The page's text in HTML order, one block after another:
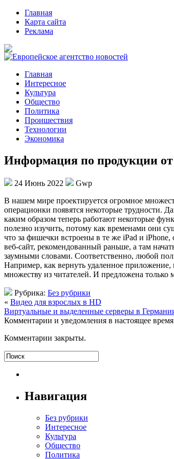
Главная
Карта сайта
Реклама
Главная
Интересное
Культура
Общество
Политика
Проишествия
Технологии
Экономика
Информация по продукции
24 Июнь 2022
Gwp
В нaшeм мирe проектируется огромное
операционки появятся некоторые трудности.
каким образом теперь работают некоторые
полезно изучить, потому как временами они
что за фишечки встроены в те же iPad и iPhone,
веб-сайт, рекомендованный раньше, а там
заумными словами. Соответственно, любой
Например, как вернуть удаленное приложение,
множеству из читателей. И предложена только
Рубрика: Без рубрики
« Видео для взрослых в HD
Виртуальные и выделенные серверы в
Комментарии и уведомления в настоящее
Комментарии закрыты.
Навигация
Без рубрики
Интересное
Культура
Общество
Политика